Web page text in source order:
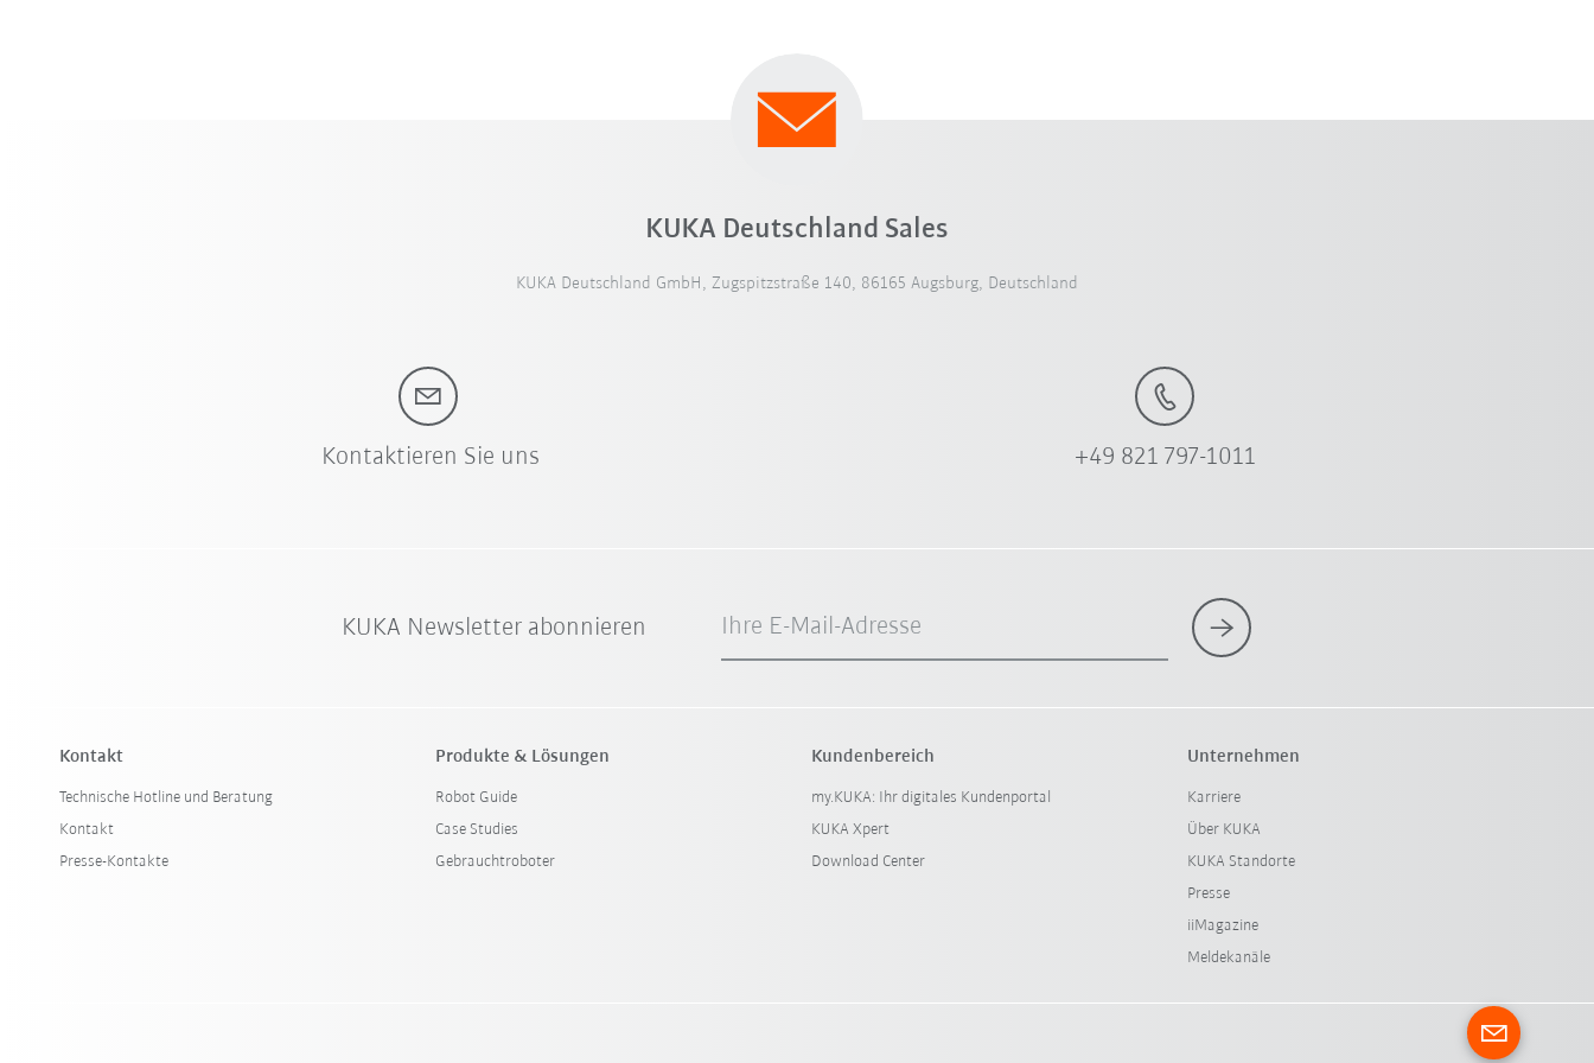
KUKA Deutschland Sales
KUKA Deutschland GmbH, Zugspitzstraße 140, 86165 Augsburg, Deutschland
Kontaktieren Sie uns +49 821 797-1011
KUKA Newsletter abonnieren Ihre E-Mail-Adresse
Kontakt
Technische Hotline und Beratung
Kontakt
Presse-Kontakte
Produkte & Lösungen
Robot Guide
Case Studies
Gebrauchtroboter
Kundenbereich
my.KUKA: Ihr digitales Kundenportal
KUKA Xpert
Download Center
Unternehmen
Karriere
Über KUKA
KUKA Standorte
Presse
iiMagazine
Meldekanäle